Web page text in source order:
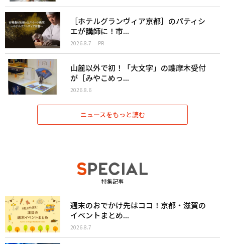
［ホテルグランヴィア京都］のパティシ
エが講師に！市...
2026.8.7 PR
山麓以外で初！「大文字」の護摩木受付
が［みやこめっ...
2026.8.6
ニュースをもっと読む
特集記事
週末のおでかけ先はココ！京都・滋賀の
イベントまとめ...
2026.8.7